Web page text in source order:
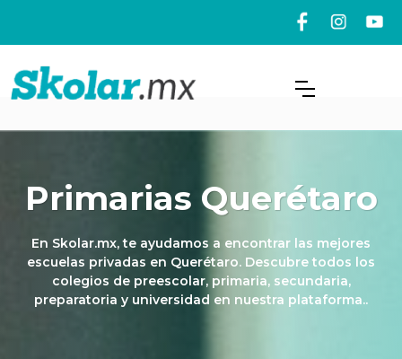
Primarias Querétaro
En Skolar.mx, te ayudamos a encontrar las mejores
escuelas privadas en Querétaro. Descubre todos los
colegios de preescolar, primaria, secundaria,
preparatoria y universidad en nuestra plataforma..